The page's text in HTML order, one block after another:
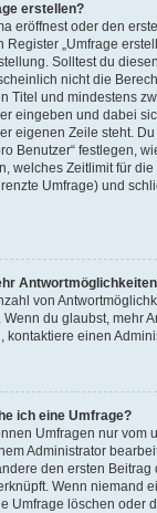
erstellen?
eröffnest oder den
Register „Umfrage
Solltest du
nicht die
Titel und mindestens
eingeben und dabei
eigenen Zeile steht.
Benutzer“ festlegen,
welches Zeitlimit für
Umfrage) und
von
du glaubst, mehr
kontaktiere einen
ich eine Umfrage?
Umfragen nur vom
Administrator
den ersten Beitrag
Wenn niemand
Umfrage löschen oder